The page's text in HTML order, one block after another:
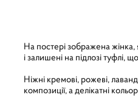
На постері зображена
і залишені на підлозі
Ніжні кремові, рожеві,
композиції, а делікатні